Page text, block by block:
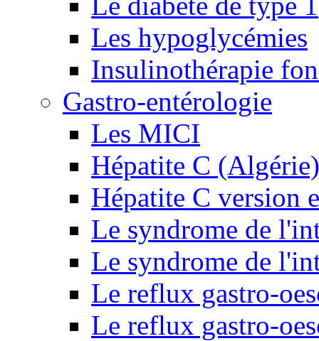
Les hypoglycémies
Insulinothérapie
Gastro-entérologie
Les MICI
Hépatite C (Algérie)
Hépatite C version
Le syndrome de
Le syndrome de
Le reflux gastro-
Le reflux gastro-